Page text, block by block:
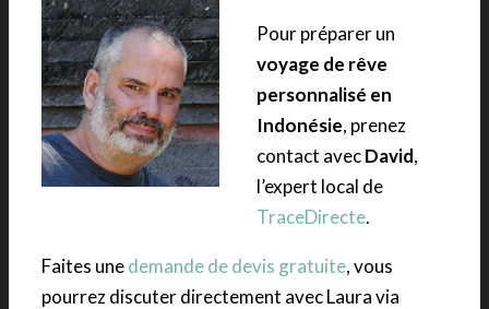
Pour préparer un
voyage de rêve
personnalisé en
Indonésie, prenez
contact avecDavid,
l’expert local de
TraceDirecte.
Faites unedemande de devis gratuite, vous
pourrez discuter directement avec Laura via